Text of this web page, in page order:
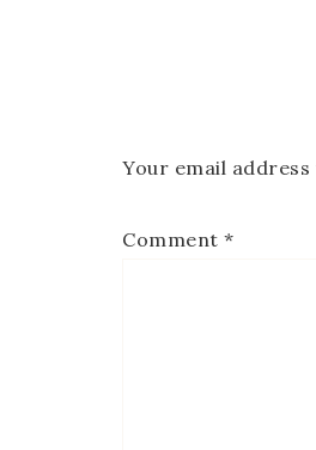
Your email
Comment *